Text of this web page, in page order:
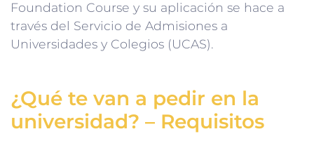
Foundation Course y su aplicación se hace a
través del Servicio de Admisiones a
Universidades y Colegios (UCAS).
¿Qué te van a pedir en la
universidad? – Requisitos